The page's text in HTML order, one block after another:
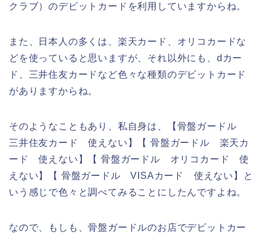
クラブ）のデビットカードを利用していますからね。
また、日本人の多くは、楽天カード、オリコカードな
どを使っていると思いますが、それ以外にも、dカー
ド、三井住友カードなど色々な種類のデビットカード
がありますからね。
そのようなこともあり、私自身は、【骨盤ガードル
三井住友カード 使えない】【 骨盤ガードル 楽天カ
ード 使えない】【 骨盤ガードル オリコカード 使
えない】【 骨盤ガードル VISAカード 使えない】と
いう感じで色々と調べてみることにしたんですよね。
なので、もしも、骨盤ガードルのお店でデビットカー